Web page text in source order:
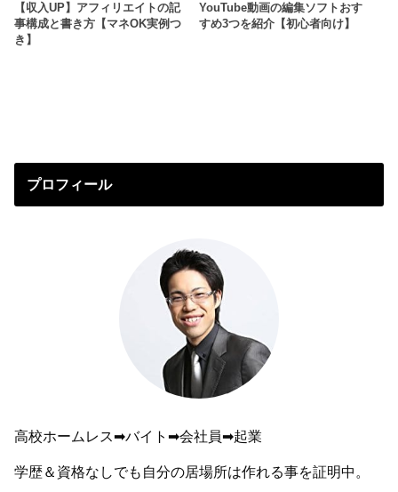
【収入UP】アフィリエイトの記
事構成と書き方【マネOK実例つ
き】
YouTube動画の編集ソフトおす
すめ3つを紹介【初心者向け】
プロフィール
高校ホームレス➡︎バイト➡︎会社員➡︎起業
学歴＆資格なしでも自分の居場所は作れる事を証明中。